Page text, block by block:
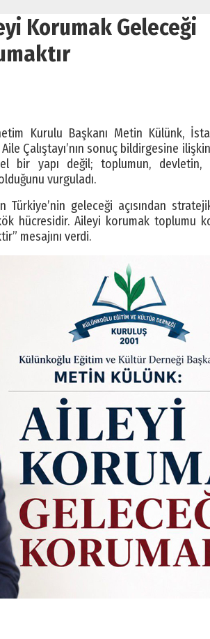
Korumak Geleceği
Kurulu Başkanı Metin Külünk,
Çalıştayı’nın sonuç bildirgesine ilişkin
bir yapı değil; toplumun, devletin,
vurguladı.
geleceği açısından
hücresidir. Aileyi korumak toplumu
mesajını verdi.